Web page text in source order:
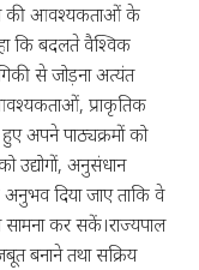
की आवश्यकताओं के
कि बदलते वैश्विक
से जोड़ना अत्यंत
प्राकृतिक
अपने पाठ्यक्रमों को
उद्योगों, अनुसंधान
दिया जाए ताकि वे
कर सकें।राज्यपाल
बनाने तथा सक्रिय